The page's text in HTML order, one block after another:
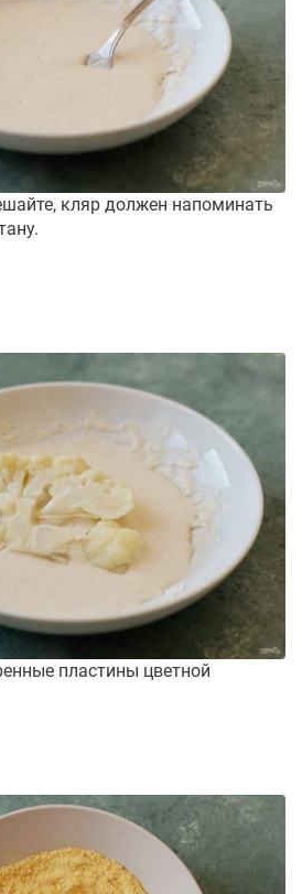
кляр должен напоминать
пластины цветной